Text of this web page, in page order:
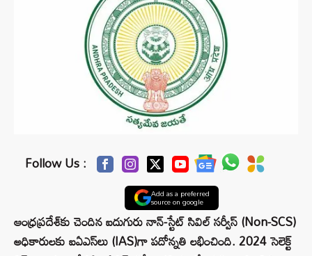
Follow Us :
Add as a preferred
source on google
ఆంధ్రప్రదేశ్‌కు చెందిన ఐదుగురు నాన్-స్టేట్ సివిల్ సర్వీస్ (Non-SCS)
అధికారులకు ఐఏఎస్‌లు (IAS)గా పదోన్నతి లభించింది. 2024 సెలెక్ట్